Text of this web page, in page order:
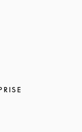
Tab